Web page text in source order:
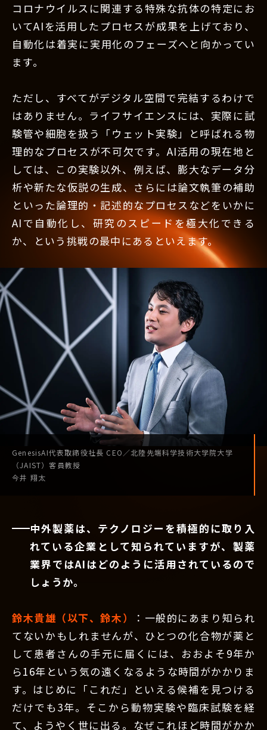
コロナウイルスに関連する特殊な抗体の特定にお
いてAIを活用したプロセスが成果を上げており、
自動化は着実に実用化のフェーズへと向かってい
ます。
ただし、すべてがデジタル空間で完結するわけで
はありません。ライフサイエンスには、実際に試
験管や細胞を扱う「ウェット実験」と呼ばれる物
理的なプロセスが不可欠です。AI活用の現在地と
しては、この実験以外、例えば、膨大なデータ分
析や新たな仮説の生成、さらには論文執筆の補助
といった論理的・記述的なプロセスなどをいかに
AIで自動化し、研究のスピードを極大化できる
か、という挑戦の最中にあるといえます。
GenesisAI代表取締役社長 CEO ／北陸先端科学技術大学院大学
（JAIST）客員教授
今井 翔太
中外製薬は、テクノロジーを積極的に取り入
れている企業として知られていますが、製薬
業界ではAIはどのように活用されているので
しょうか。
鈴木貴雄（以下、鈴木）
：一般的にあまり知られ
てないかもしれませんが、ひとつの化合物が薬と
して患者さんの手元に届くには、おおよそ9年か
ら16年という気の遠くなるような時間がかかりま
す。はじめに「これだ」といえる候補を見つける
だけでも3年。そこから動物実験や臨床試験を経
て、ようやく世に出る。なぜこれほど時間がかか